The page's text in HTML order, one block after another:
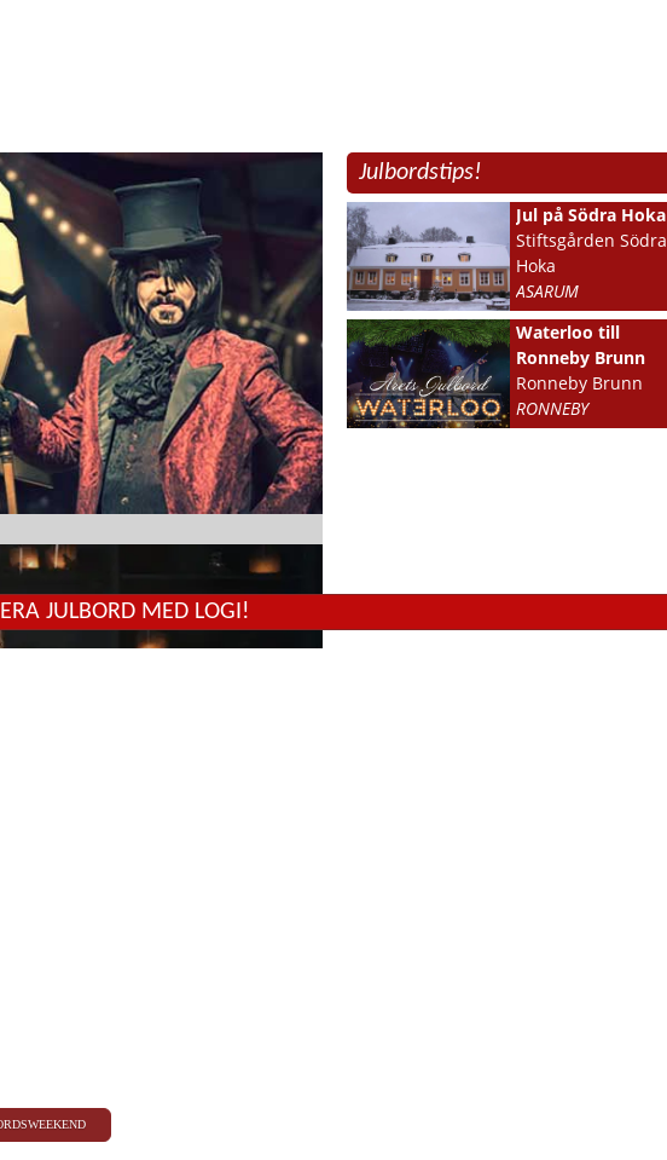
Julbordstips!
Jul på Södra Hoka
Stiftsgården Södra
Hoka
ASARUM
Waterloo till
Ronneby Brunn
Ronneby Brunn
RONNEBY
JULBORD MED LOGI!